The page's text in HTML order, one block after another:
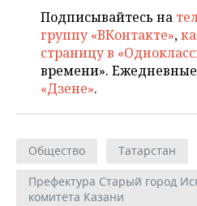
Подписывайтесь на
группу «ВКонтакте»,
страницу в
времени».
«Дзене».
Общество
Татарстан
Префектура Старый город
комитета Казани